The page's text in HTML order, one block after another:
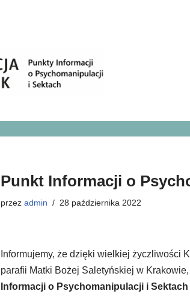
Punkt Informacji o
przez admin 28 października 2022
Informujemy, że dzięki wielkiej życzliwości
parafii Matki Bożej Saletyńskiej w
Informacji o Psychomanipulacji i